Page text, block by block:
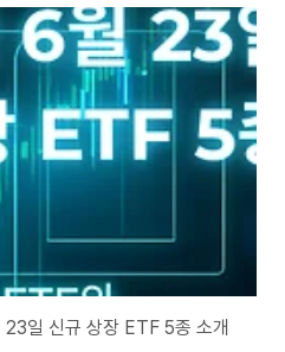
물량의 약 3분의 1이 이미 take-
, 가격 하한선(floor)까지 설정되어 있
다 반복됐던 급격한 마진 훼손을 구조
.이런 흐름 위에 서 있는 종목이 삼성
일 신규 상장 ETF 5종 소개